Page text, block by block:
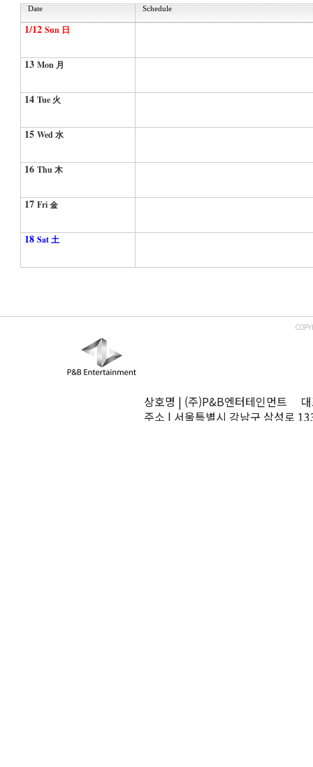
Date Schedule
1/12 Sun 日
13 Mon 月
14 Tue 火
15 Wed 水
16 Thu 木
17 Fri 金
18 Sat 土
상호명 | (주)P&B엔터테인먼트
주소 | 서울특별시 강남구 삼성로